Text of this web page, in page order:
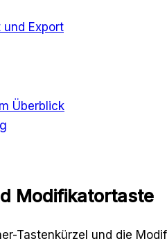
und Export
Überblick
Modifikatortaste
Tastenkürzel und die